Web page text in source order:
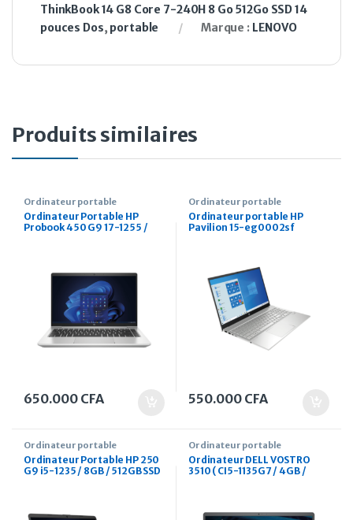
ThinkBook 14 G8 Core 7-240H 8 Go 512Go SSD 14
pouces Dos, portable Marque : LENOVO
Produits similaires
Ordinateur portable
Ordinateur Portable HP
Probook 450 G9 17-1255 /
650.000 CFA
Ordinateur portable
Ordinateur portable HP
Pavilion 15-eg0002sf
550.000 CFA
Ordinateur portable
Ordinateur Portable HP 250
G9 i5-1235 / 8GB / 512GB SSD
Ordinateur portable
Ordinateur DELL VOSTRO
3510 ( CI5-1135G7 / 4GB /